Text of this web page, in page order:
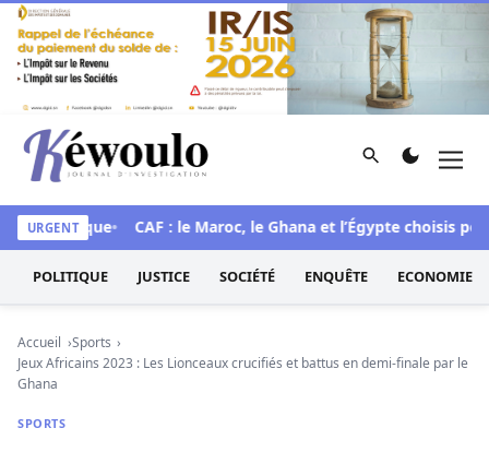
Aller au contenu
Kéwoulo, le premier site d'information et d'investigation
Rechercher
URGENT
historique CAF : le Maroc, le Ghana et l’Égypte choisis pour
POLITIQUE JUSTICE SOCIÉTÉ ENQUÊTE ECONOMIE
Accueil
Sports
Jeux Africains 2023 : Les Lionceaux crucifiés et battus en demi-finale par le
Ghana
SPORTS